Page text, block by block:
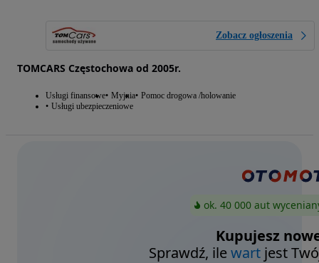
Zobacz ogłoszenia
TOMCARS Częstochowa od 2005r.
Usługi finansowe Myjnia Pomoc drogowa /holowanie
Usługi ubezpieczeniowe
ok. 40 000 aut
Kupujesz
Sprawdź, ilewart jest